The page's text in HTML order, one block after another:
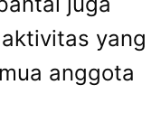
yang
anggota